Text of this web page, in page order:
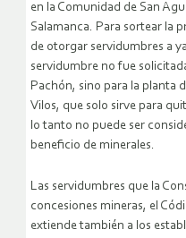
en la Comunidad de San
Salamanca. Para sortear la
de otorgar servidumbres a
servidumbre no fue
Pachón, sino para la planta
Vilos, que solo sirve para
lo tanto no puede ser
beneficio de minerales.
Las servidumbres que la
concesiones mineras, el
extiende también a los